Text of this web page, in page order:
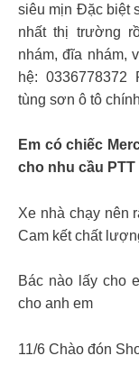
siêu mịn Đặc biệt
nhất thị trường
nhám, đĩa nhám,
hệ: 0336778372
tùng sơn ô tô
Em có chiếc
cho nhu cầu PTT
Xe nhà chạy nên
Cam kết chất
Bác nào lấy cho
cho anh em
11/6 Chào đón